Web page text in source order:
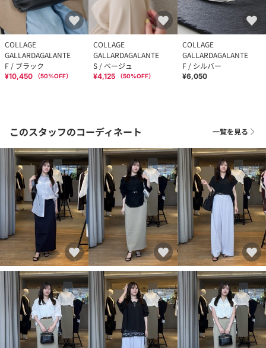
COLLAGE
GALLARDAGALANTE
F / ブラック
¥10,450 （50%OFF）
COLLAGE
GALLARDAGALANTE
S / ベージュ
¥4,125 （50%OFF）
COLLAGE
GALLARDAGALANTE
F / シルバー
¥6,050
このスタッフのコーディネート 一覧を見る